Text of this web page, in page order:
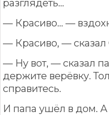
разглядеть…
— Красиво… —
— Красиво, —
— Ну вот, — сказал
держите верёвку.
справитесь.
И папа ушёл в дом.